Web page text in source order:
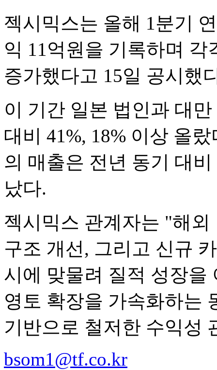
젝시믹스는 올해 1분기
익 11억원을 기록하며 각
증가했다고 15일 공시했
이 기간 일본 법인과 대
대비 41%, 18% 이상 올
의 매출은 전년 동기 대
났다.
젝시믹스 관계자는 "해
구조 개선, 그리고 신규
시에 맞물려 질적 성장
영토 확장을 가속화하는
기반으로 철저한 수익성
bsom1@tf.co.kr